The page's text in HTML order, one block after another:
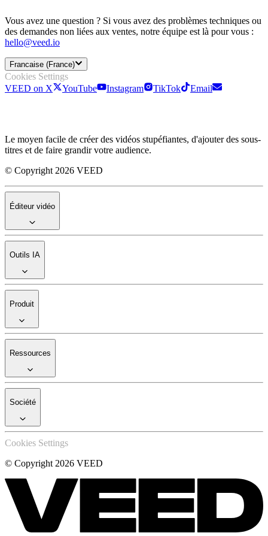
Vous avez une question ? Si vous avez des problèmes techniques ou
des demandes non liées aux ventes, notre équipe est là pour vous :
hello@veed.io
Francaise (France)
Cookies Settings
VEED on X
YouTube Instagram TikTok Email
Le moyen facile de créer des vidéos stupéfiantes, d'ajouter des sous-
titres et de faire grandir votre audience.
© Copyright 2026 VEED
Éditeur vidéo
Outils IA
Produit
Ressources
Société
Cookies Settings
© Copyright 2026 VEED